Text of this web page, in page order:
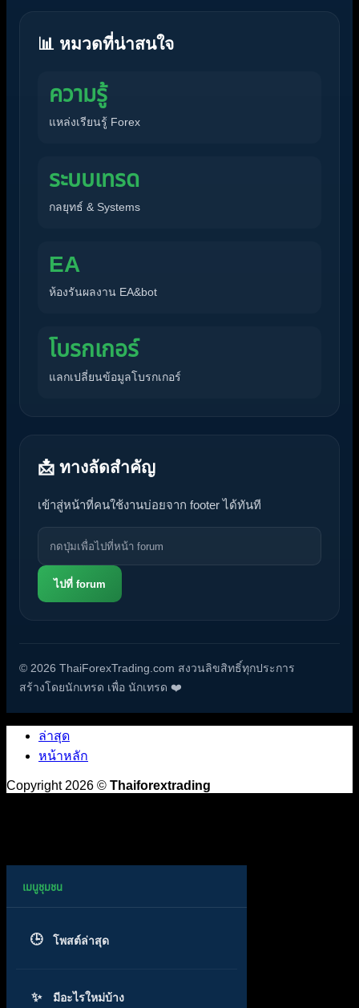
📊 หมวดที่น่าสนใจ
ความรู้
แหล่งเรียนรู้ Forex
ระบบเทรด
กลยุทธ์ & Systems
EA
ห้องรันผลงาน EA&bot
โบรกเกอร์
แลกเปลี่ยนข้อมูลโบรกเกอร์
📩 ทางลัดสำคัญ
เข้าสู่หน้าที่คนใช้งานบ่อยจาก footer ได้ทันที
ไปที่ forum
© 2026 ThaiForexTrading.com สงวนลิขสิทธิ์ทุกประการ
สร้างโดยนักเทรด เพื่อ นักเทรด ❤️
ล่าสุด
หน้าหลัก
Copyright 2026 © Thaiforextrading
โพสต์ล่าสุด
มีอะไรใหม่บ้าง